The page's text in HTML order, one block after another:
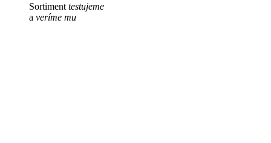
Sortiment testujeme
a veríme mu